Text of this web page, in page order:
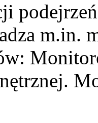
m.in.